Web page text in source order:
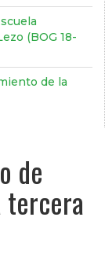
(BOG 18-
de la
de
tercera